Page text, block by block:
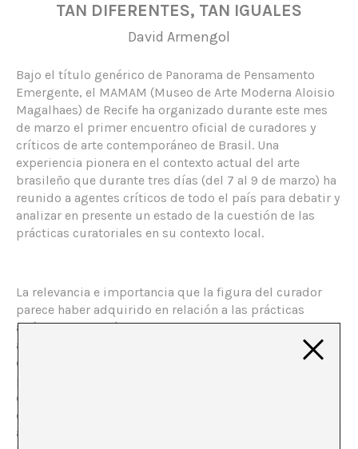
TAN DIFERENTES, TAN IGUALES
David Armengol
Bajo el título genérico de Panorama de Pensamento
Emergente, el MAMAM (Museo de Arte Moderna Aloisio
Magalhaes) de Recife ha organizado durante este mes
de marzo el primer encuentro oficial de curadores y
críticos de arte contemporáneo de Brasil. Una
experiencia pionera en el contexto actual del arte
brasileño que durante tres días (del 7 al 9 de marzo) ha
reunido a agentes críticos de todo el país para debatir y
analizar en presente un estado de la cuestión de las
prácticas curatoriales en su contexto local.
La relevancia e importancia que la figura del curador
parece haber adquirido en relación a las prácticas
artísticas en los últimos años no es ninguna novedad,
así como tampoco lo es la voluntad activa de repensar
en primera persona – MUSAC organizó recientemente el
primer European Curators Workshop – el rol que la
curadoría desempeña actualmente en arte
contemporáneo. Parece ser que nos hemos
acostumbrado sin resistencia a que el curador asuma el